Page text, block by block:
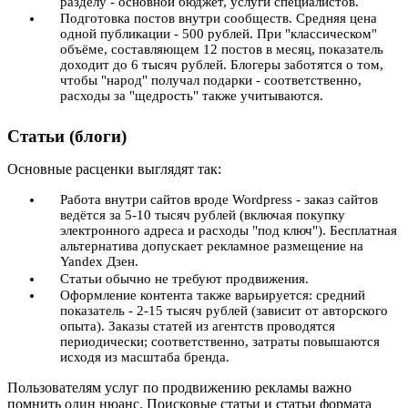
Подготовка постов внутри сообществ. Средняя цена
одной публикации - 500 рублей. При "классическом"
объёме, составляющем 12 постов в месяц, показатель
доходит до 6 тысяч рублей. Блогеры заботятся о том,
чтобы "народ" получал подарки - соответственно,
расходы за "щедрость" также учитываются.
Статьи (блоги)
Основные расценки выглядят так:
Работа внутри сайтов вроде Wordpress - заказ сайтов
ведётся за 5-10 тысяч рублей (включая покупку
электронного адреса и расходы "под ключ"). Бесплатная
альтернатива допускает рекламное размещение на
Yandex Дзен.
Статьи обычно не требуют продвижения.
Оформление контента также варьируется: средний
показатель - 2-15 тысяч рублей (зависит от авторского
опыта). Заказы статей из агентств проводятся
периодически; соответственно, затраты повышаются
исходя из масштаба бренда.
Пользователям услуг по продвижению рекламы важно
помнить один нюанс. Поисковые статьи и статьи формата